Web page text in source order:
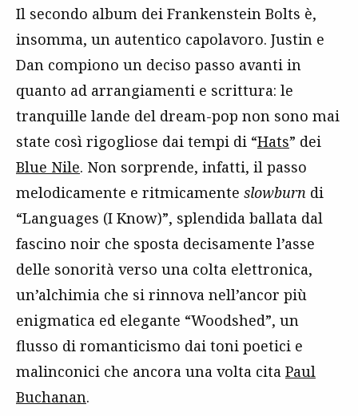
Il secondo album dei Frankenstein Bolts è,
insomma, un autentico capolavoro. Justin e
Dan compiono un deciso passo avanti in
quanto ad arrangiamenti e scrittura: le
tranquille lande del dream-pop non sono mai
state così rigogliose dai tempi di “Hats” dei
Blue Nile. Non sorprende, infatti, il passo
melodicamente e ritmicamente slowburn di
“Languages (I Know)”, splendida ballata dal
fascino noir che sposta decisamente l’asse
delle sonorità verso una colta elettronica,
un’alchimia che si rinnova nell’ancor più
enigmatica ed elegante “Woodshed”, un
flusso di romanticismo dai toni poetici e
malinconici che ancora una volta cita Paul
Buchanan.